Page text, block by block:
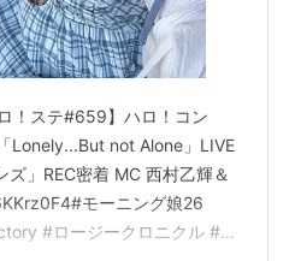
に生まれる。
！ステ#659】ハロ！コン
Lonely...But not Alone」LIVE
」REC密着 MC 西村乙輝＆
モーニング娘26
#ロージークロニクル #ハ